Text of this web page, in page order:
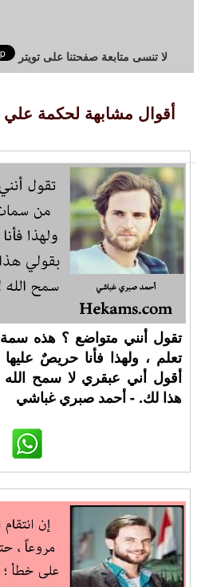
لا تنسى متابعة صفحتنا على تويتر
أقوال مشابهة لحكمة
تقول أنني متواضع ؟ هذه
تعلم ، ولهذا فأنا حريصٌ
أقول أني عبقري لا سمح
هذا لك. - أحمد صبري غباشي